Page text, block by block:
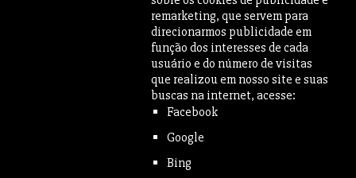
remarketing, que servem para
direcionarmos publicidade em
função dos interesses de cada
usuário e do número de visitas
que realizou em nosso site e suas
buscas na internet, acesse:
Facebook
Google
Bing